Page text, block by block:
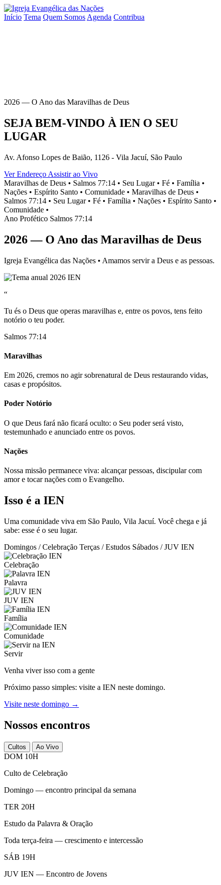
Início Tema Quem Somos Agenda Contribua
2026 — O Ano das Maravilhas de Deus
SEJA BEM-VINDO À IEN O SEU
LUGAR
Av. Afonso Lopes de Baião, 1126 - Vila Jacuí, São Paulo
Ver Endereço Assistir ao Vivo
Maravilhas de Deus • Salmos 77:14 • Seu Lugar • Fé • Família •
Nações • Espírito Santo • Comunidade • Maravilhas de Deus •
Salmos 77:14 • Seu Lugar • Fé • Família • Nações • Espírito Santo •
Comunidade •
Ano Profético Salmos 77:14
2026 — O Ano das Maravilhas de Deus
Igreja Evangélica das Nações • Amamos servir a Deus e as pessoas.
“
Tu és o Deus que operas maravilhas e, entre os povos, tens feito
notório o teu poder.
Salmos 77:14
Maravilhas
Em 2026, cremos no agir sobrenatural de Deus restaurando vidas,
casas e propósitos.
Poder Notório
O que Deus fará não ficará oculto: o Seu poder será visto,
testemunhado e anunciado entre os povos.
Nações
Nossa missão permanece viva: alcançar pessoas, discipular com
amor e tocar nações com o Evangelho.
Isso é a IEN
Uma comunidade viva em São Paulo, Vila Jacuí. Você chega e já
sabe: esse é o seu lugar.
Domingos / Celebração Terças / Estudos Sábados / JUV IEN
Celebração
Palavra
JUV IEN
Família
Comunidade
Servir
Venha viver isso com a gente
Próximo passo simples: visite a IEN neste domingo.
Visite neste domingo →
Nossos encontros
Cultos Ao Vivo
DOM 10H
Culto de Celebração
Domingo — encontro principal da semana
TER 20H
Estudo da Palavra & Oração
Toda terça-feira — crescimento e intercessão
SÁB 19H
JUV IEN — Encontro de Jovens